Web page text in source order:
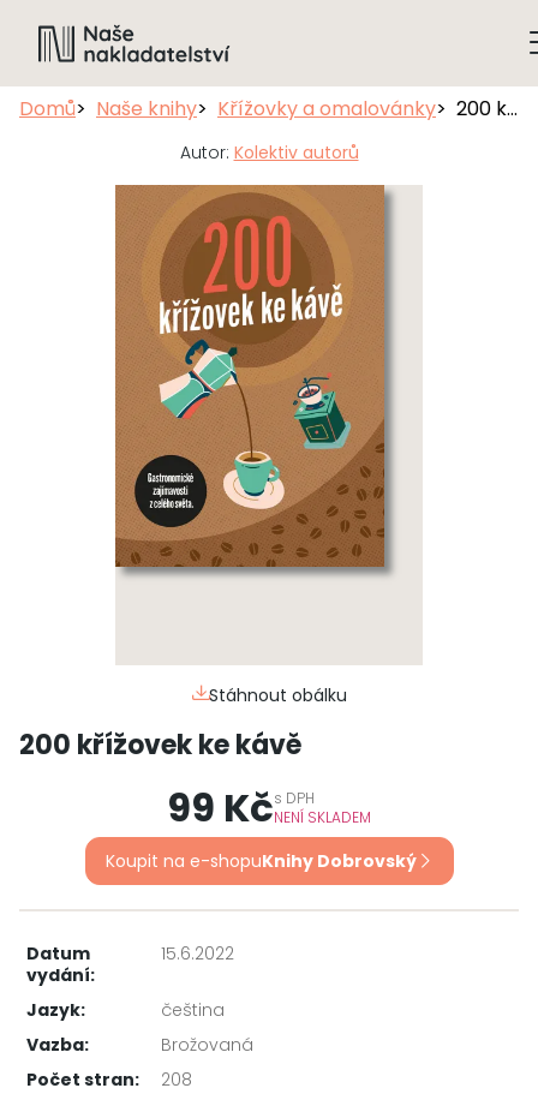
Domů Naše knihy Křížovky a omalovánky 200 křížovek ke kávě
Autor: Kolektiv autorů
Stáhnout obálku
200 křížovek ke kávě
99 Kčs DPH
NENÍ SKLADEM
Koupit na e-shopuKnihy Dobrovský
Datum
vydání:
15.6.2022
Jazyk:
čeština
Vazba:
Brožovaná
Počet stran:
208